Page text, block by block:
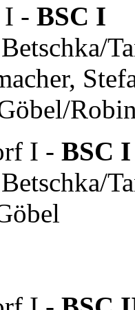
I -BSC I
I -BSC